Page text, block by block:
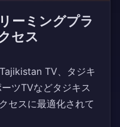
ーミングプラ
セス
TV、タジキ
ツTVなどタジキス
セスに最適化されて